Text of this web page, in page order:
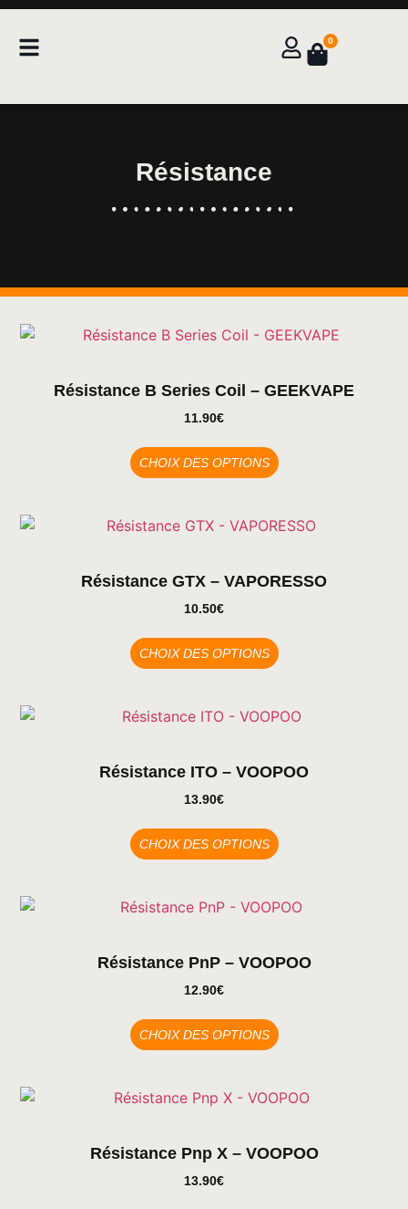
0
Résistance
Résistance B Series Coil – GEEKVAPE
11.90€
CHOIX DES OPTIONS
Résistance GTX – VAPORESSO
10.50€
CHOIX DES OPTIONS
Résistance ITO – VOOPOO
13.90€
CHOIX DES OPTIONS
Résistance PnP – VOOPOO
12.90€
CHOIX DES OPTIONS
Résistance Pnp X – VOOPOO
13.90€